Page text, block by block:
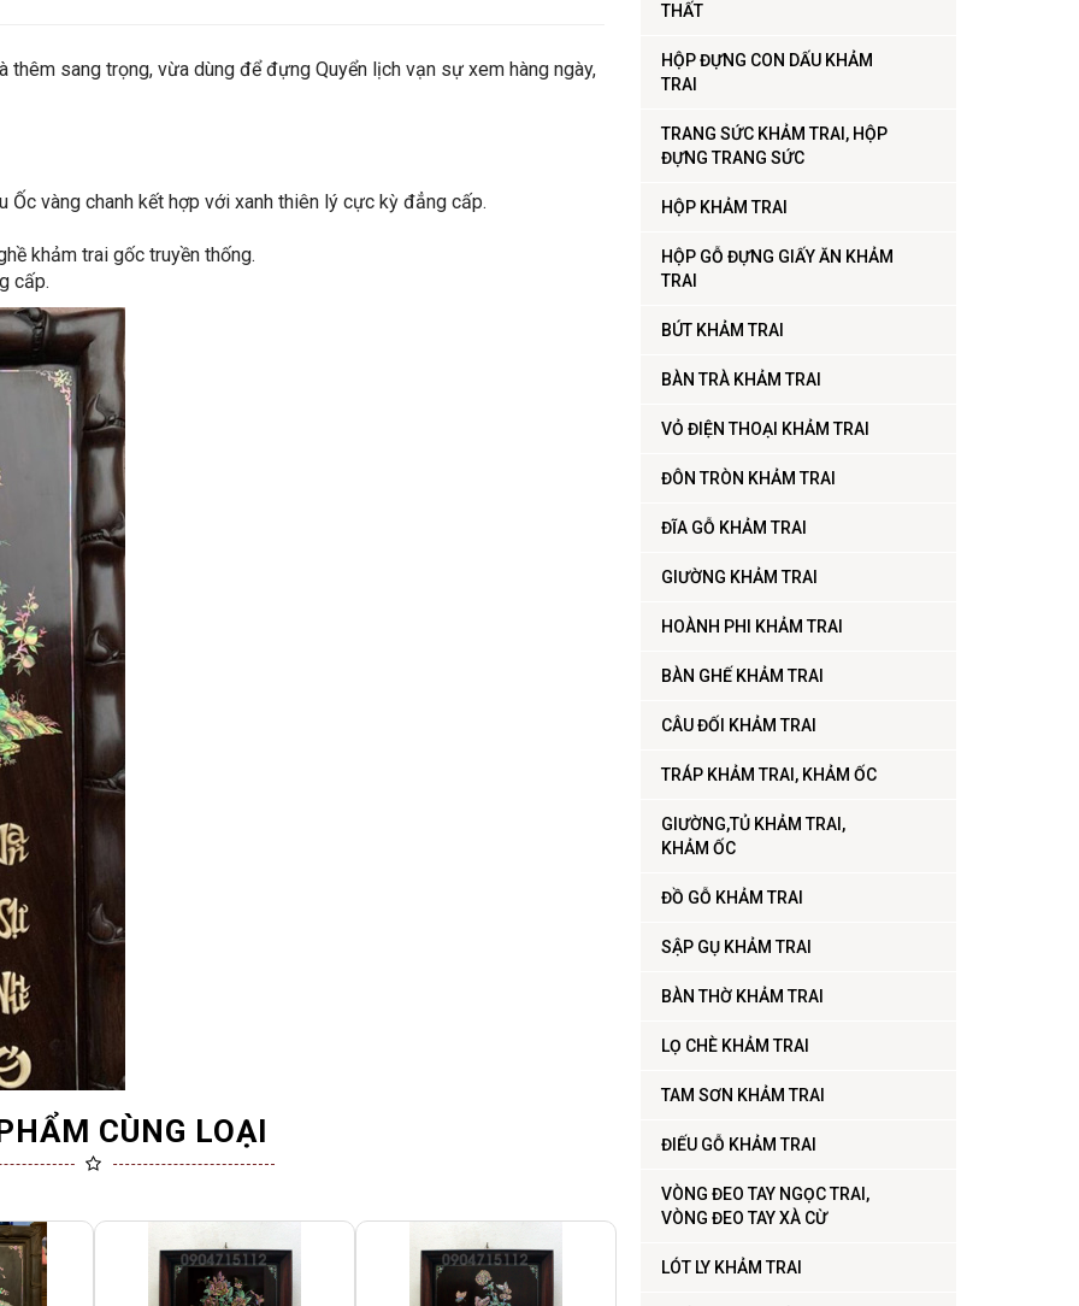
sang trọng, vừa dùng để đựng Quyển lịch vạn sự xem hàng ngày,
vàng chanh kết hợp với xanh thiên lý cực kỳ đẳng cấp.
khảm trai gốc truyền thống.
cấp.
CÙNG LOẠI
THẤT
HỘP ĐỰNG CON DẤU KHẢM
TRAI
TRANG SỨC KHẢM TRAI, HỘP
ĐỰNG TRANG SỨC
HỘP KHẢM TRAI
HỘP GỖ ĐỰNG GIẤY ĂN KHẢM
TRAI
BÚT KHẢM TRAI
BÀN TRÀ KHẢM TRAI
VỎ ĐIỆN THOẠI KHẢM TRAI
ĐÔN TRÒN KHẢM TRAI
ĐĨA GỖ KHẢM TRAI
GIƯỜNG KHẢM TRAI
HOÀNH PHI KHẢM TRAI
BÀN GHẾ KHẢM TRAI
CÂU ĐỐI KHẢM TRAI
TRÁP KHẢM TRAI, KHẢM ỐC
GIƯỜNG,TỦ KHẢM TRAI,
KHẢM ỐC
ĐỒ GỖ KHẢM TRAI
SẬP GỤ KHẢM TRAI
BÀN THỜ KHẢM TRAI
LỌ CHÈ KHẢM TRAI
TAM SƠN KHẢM TRAI
ĐIẾU GỖ KHẢM TRAI
VÒNG ĐEO TAY NGỌC TRAI,
VÒNG ĐEO TAY XÀ CỪ
LÓT LY KHẢM TRAI